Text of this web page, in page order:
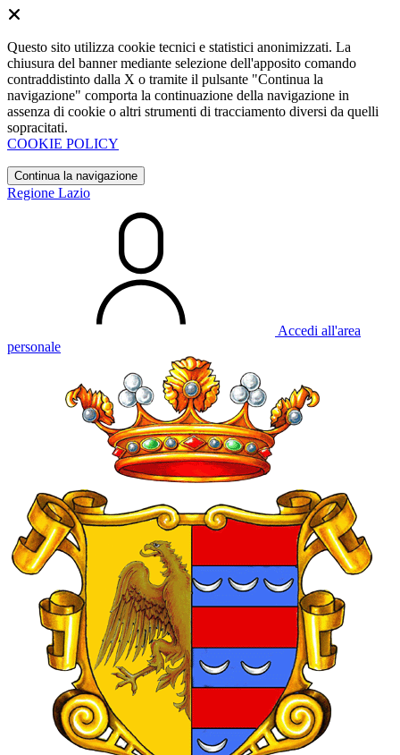
Questo sito utilizza cookie tecnici e statistici anonimizzati. La
chiusura del banner mediante selezione dell'apposito comando
contraddistinto dalla X o tramite il pulsante "Continua la
navigazione" comporta la continuazione della navigazione in
assenza di cookie o altri strumenti di tracciamento diversi da quelli
sopracitati.
COOKIE POLICY
Continua la navigazione
Regione Lazio
Accedi all'area
personale